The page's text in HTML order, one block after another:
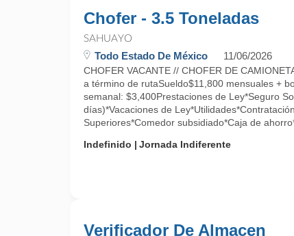
Chofer - 3.5 Toneladas
SAHUAYO
Todo Estado De México 11/06/2026
CHOFER VACANTE // CHOFER DE
a término de rutaSueldo$11,800 mensuales +
semanal: $3,400Prestaciones de Ley*Seguro
días)*Vacaciones de
Superiores*Comedor subsidiado*Caja de
Indefinido
Jornada Indiferente
Verificador De Almacen